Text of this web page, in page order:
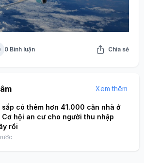
0 Bình luận Chia sẻ
Xem thêm
sắp có thêm hơn 41.000 căn nhà ở
Cơ hội an cư cho người thu nhập
rồi